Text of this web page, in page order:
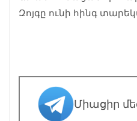
Զոյգը ունի հինգ
Միացիր